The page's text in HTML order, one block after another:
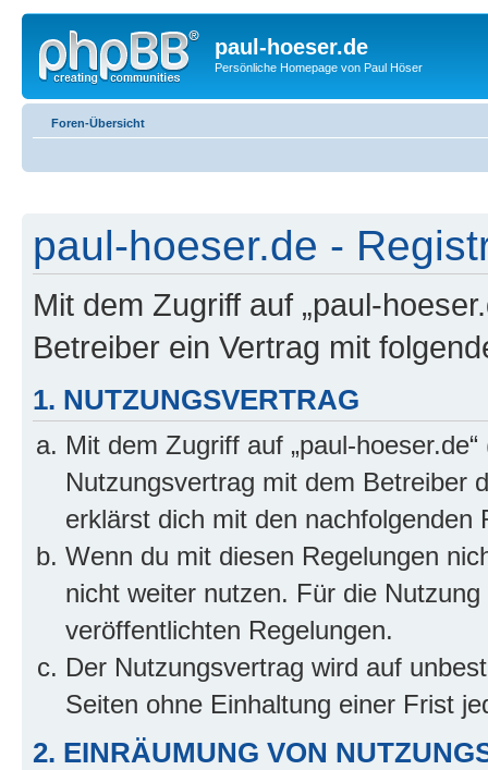
paul-hoeser.de
Persönliche Homepage von Paul Höser
Foren-Übersicht
paul-hoeser.de -
Mit dem Zugriff auf „paul-
Betreiber ein Vertrag mit
1. NUTZUNGSVERTRAG
Mit dem Zugriff auf „paul-
Nutzungsvertrag mit dem Betreiber
erklärst dich mit den nachfolgenden
Wenn du mit diesen Regelungen
nicht weiter nutzen. Für die
veröffentlichten Regelungen.
Der Nutzungsvertrag wird auf
Seiten ohne Einhaltung einer Frist
2. EINRÄUMUNG VON